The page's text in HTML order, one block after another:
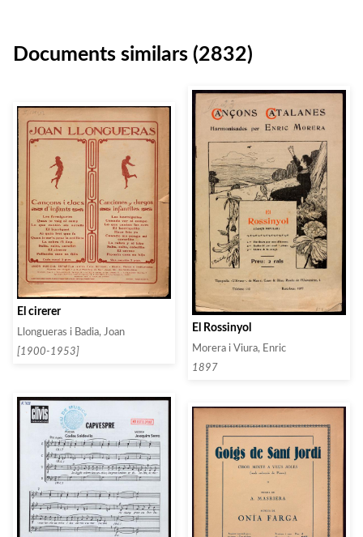
Documents similars (2832)
El cirerer
Llongueras i Badia, Joan
[1900-1953]
El Rossinyol
Morera i Viura, Enric
1897